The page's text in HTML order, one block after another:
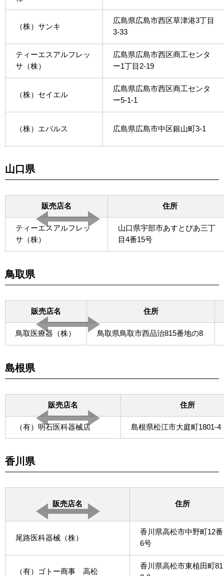
（株）サンキ
広島県広島市西区草津港3丁目
3-33
ティーエスアルフレッ
サ（株）
広島県広島市西区商工センタ
ー1丁目2-19
（株）セイエル
広島県広島市西区商工センタ
ー5-1-1
（株）エバルス 広島県広島市中区銀山町3-1
山口県
販売店名 住所
ティーエスアルフレッ
サ（株）
山口県宇部市あすとぴあ三丁
目4番15号
鳥取県
販売店名 住所
鳥取医療器（株） 鳥取県鳥取市西品治815番地の8
島根県
販売店名 住所
（有）明石医科器械店 島根県松江市大庭町1801-4
香川県
販売店名 住所
尾路医科器械（株）
香川県高松市中野町12番
6号
（有）ゴトー商事 高松
香川県高松市東植田町81